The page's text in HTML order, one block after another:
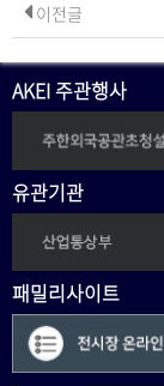
이전글
AKEI 주관행사
유관기관
패밀리사이트